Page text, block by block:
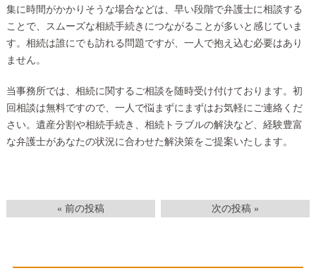
集に時間がかかりそうな場合などは、早い段階で弁護士に相談する
ことで、スムーズな相続手続きにつながることが多いと感じていま
す。相続は誰にでも訪れる問題ですが、一人で抱え込む必要はあり
ません。
当事務所では、相続に関するご相談を随時受け付けております。初
回相談は無料ですので、一人で悩まずにまずはお気軽にご連絡くだ
さい。遺産分割や相続手続き、相続トラブルの解決など、経験豊富
な弁護士があなたの状況に合わせた解決策をご提案いたします。
« 前の投稿 次の投稿 »